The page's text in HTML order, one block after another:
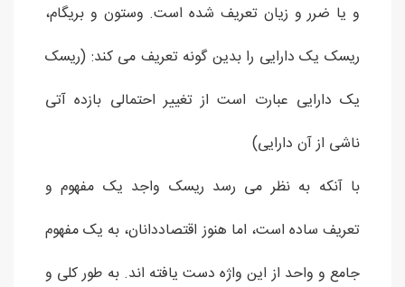
و یا ضرر و زیان تعریف شده است. وستون و بریگام،
ریسک یک دارایی را بدین گونه تعریف می کند: (ریسک
یک دارایی عبارت است از تغییر احتمالی بازده آتی
ناشی از آن دارایی)
با آنکه به نظر می رسد ریسک واجد یک مفهوم و
تعریف ساده است، اما هنوز اقتصاددانان، به یک مفهوم
جامع و واحد از این واژه دست یافته اند. به طور کلی و